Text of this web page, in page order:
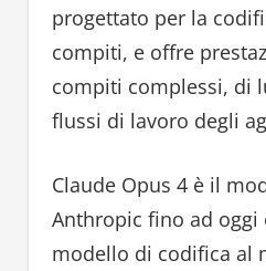
progettato per la
compiti, e offre
compiti complessi, di
flussi di lavoro degli
Claude Opus 4 è il
Anthropic fino ad
modello di codifica al